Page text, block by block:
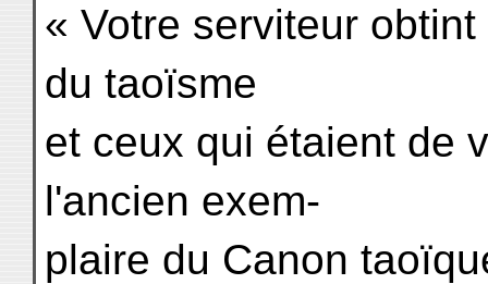
« Votre serviteur
du taoïsme
et ceux qui étaient de
l'ancien exem-
plaire du Canon